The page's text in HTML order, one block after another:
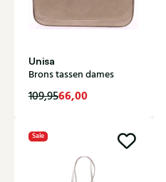
Unisa
Brons tassen dames
109,9566,00
Sale